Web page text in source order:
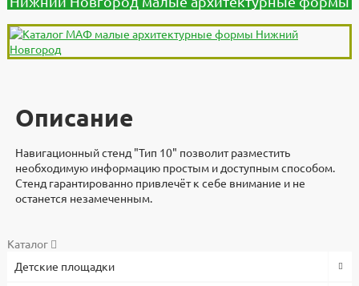
Описание
Навигационный стенд "Тип 10" позволит разместить
необходимую информацию простым и доступным способом.
Стенд гарантированно привлечёт к себе внимание и не
останется незамеченным.
Дополнительно
Навигационный стенд "Тип 10" разработали и изготавливают в
Документы
Документы
3d модели для проектировщиков
Видеоинструкция
Характеристики
Высота, мм
Каталог
Детские площадки